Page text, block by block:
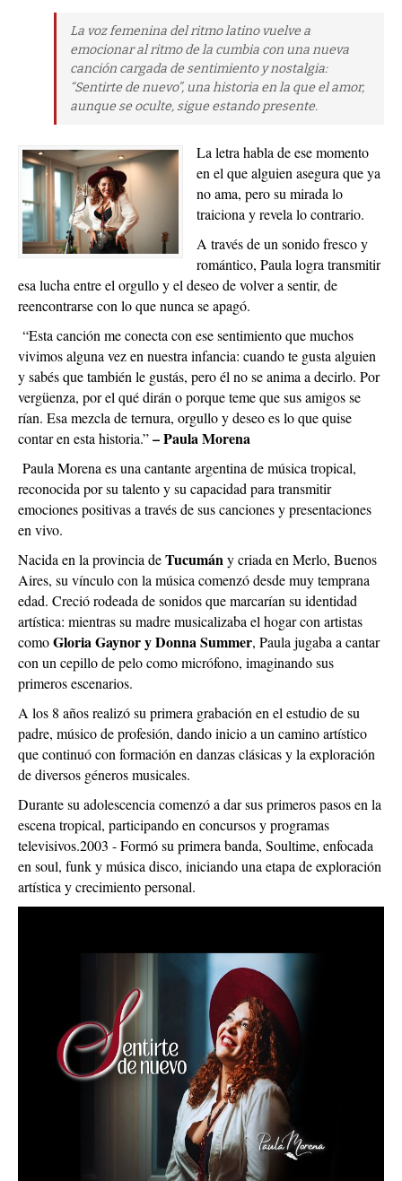
La voz femenina del ritmo latino vuelve a
emocionar al ritmo de la cumbia con una nueva
canción cargada de sentimiento y nostalgia:
“Sentirte de nuevo”, una historia en la que el amor,
aunque se oculte, sigue estando presente.
La letra habla de ese momento
en el que alguien asegura que ya
no ama, pero su mirada lo
traiciona y revela lo contrario.
A través de un sonido fresco y
romántico, Paula logra transmitir
esa lucha entre el orgullo y el deseo de volver a sentir, de
reencontrarse con lo que nunca se apagó.
“Esta canción me conecta con ese sentimiento que muchos
vivimos alguna vez en nuestra infancia: cuando te gusta alguien
y sabés que también le gustás, pero él no se anima a decirlo. Por
vergüenza, por el qué dirán o porque teme que sus amigos se
rían. Esa mezcla de ternura, orgullo y deseo es lo que quise
contar en esta historia.”– Paula Morena
Paula Morena es una cantante argentina de música tropical,
reconocida por su talento y su capacidad para transmitir
emociones positivas a través de sus canciones y presentaciones
en vivo.
Nacida en la provincia deTucumány criada en Merlo, Buenos
Aires, su vínculo con la música comenzó desde muy temprana
edad. Creció rodeada de sonidos que marcarían su identidad
artística: mientras su madre musicalizaba el hogar con artistas
comoGloria Gaynor y Donna Summer, Paula jugaba a cantar
con un cepillo de pelo como micrófono, imaginando sus
primeros escenarios.
A los 8 años realizó su primera grabación en el estudio de su
padre, músico de profesión, dando inicio a un camino artístico
que continuó con formación en danzas clásicas y la exploración
de diversos géneros musicales.
Durante su adolescencia comenzó a dar sus primeros pasos en la
escena tropical, participando en concursos y programas
televisivos.2003 - Formó su primera banda, Soultime, enfocada
en soul, funk y música disco, iniciando una etapa de exploración
artística y crecimiento personal.